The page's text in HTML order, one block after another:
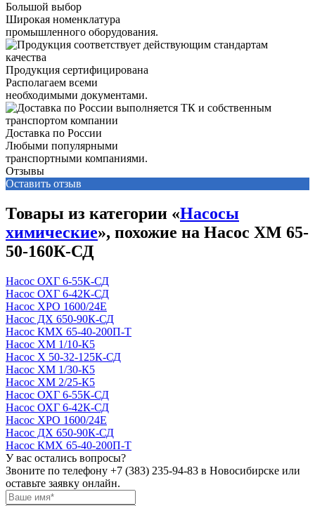
Большой выбор
Широкая номенклатура
промышленного оборудования.
Продукция сертифицирована
Располагаем всеми
необходимыми документами.
Доставка по России
Любыми популярными
транспортными компаниями.
Отзывы
Оставить отзыв
Товары из категории «Насосы
химические», похожие на Насос ХМ 65-
50-160К-СД
Насос ОХГ 6-55К-СД
Насос ОХГ 6-42К-СД
Насос ХРО 1600/24Е
Насос ДХ 650-90К-СД
Насос КМХ 65-40-200П-Т
Насос ХМ 1/10-К5
Насос Х 50-32-125К-СД
Насос ХМ 1/30-К5
Насос ХМ 2/25-К5
Насос ОХГ 6-55К-СД
Насос ОХГ 6-42К-СД
Насос ХРО 1600/24Е
Насос ДХ 650-90К-СД
Насос КМХ 65-40-200П-Т
У вас остались вопросы?
Звоните по телефону +7 (383) 235-94-83 в Новосибирске или
оставьте заявку онлайн.